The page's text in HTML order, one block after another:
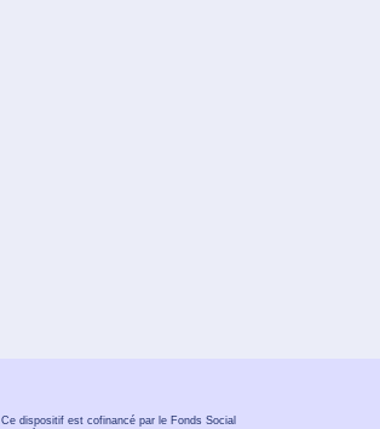
Ce dispositif est cofinancé par le Fonds Social